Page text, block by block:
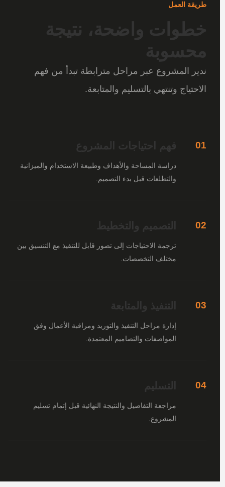
طريقة العمل
خطوات واضحة، نتيجة
محسوبة
ندير المشروع عبر مراحل مترابطة تبدأ من فهم
الاحتياج وتنتهي بالتسليم والمتابعة.
01 فهم احتياجات المشروع
دراسة المساحة والأهداف وطبيعة الاستخدام والميزانية
والتطلعات قبل بدء التصميم.
02 التصميم والتخطيط
ترجمة الاحتياجات إلى تصور قابل للتنفيذ مع التنسيق بين
مختلف التخصصات.
03 التنفيذ والمتابعة
إدارة مراحل التنفيذ والتوريد ومراقبة الأعمال وفق
المواصفات والتصاميم المعتمدة.
04 التسليم
مراجعة التفاصيل والنتيجة النهائية قبل إتمام تسليم
المشروع.